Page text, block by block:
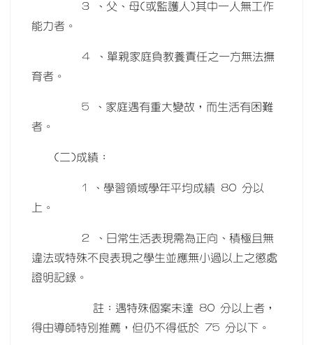
3 、父、母(或監護人)其中一人無工作
能力者。
4 、單親家庭負教養責任之一方無法撫
育者。
5 、家庭遇有重大變故，而生活有困難
者。
(二)成績：
1 、學習領域學年平均成績 80 分以
上。
2 、日常生活表現需為正向、積極且無
違法或特殊不良表現之學生並應無小過以上之懲處
證明記錄。
註：遇特殊個案未達 80 分以上者，
得由導師特別推薦，但仍不得低於 75 分以下。